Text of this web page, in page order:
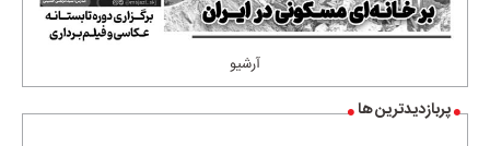
آرشیو
پربازدیدترین ها